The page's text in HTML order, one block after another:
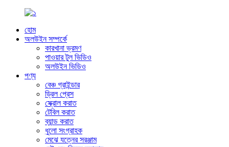
হোম
অলউইন সম্পর্কে
কারখানা ভ্রমণ
পাওয়ার টুল ভিডিও
অলউইন ভিডিও
পণ্য
বেঞ্চ গ্রাইন্ডার
ড্রিল প্রেস
স্ক্রোল করাত
টেবিল করাত
ব্যান্ড করাত
ধুলো সংগ্রাহক
মেঝে যত্নের সরঞ্জাম